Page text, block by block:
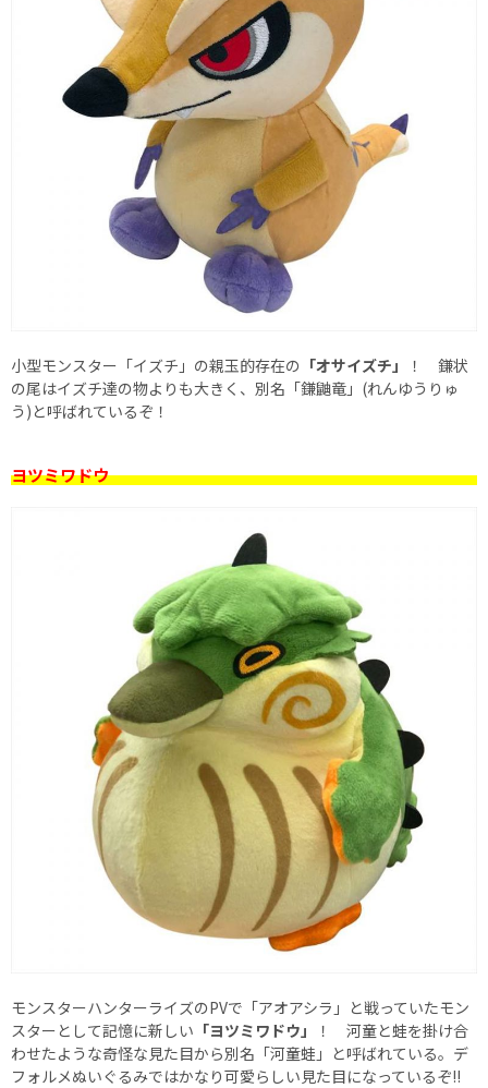
小型モンスター「イズチ」の親玉的存在の 「オサイズチ」
！ 鎌状
の尾はイズチ達の物よりも大きく、別名「鎌鼬竜」(れんゆうりゅ
う)と呼ばれているぞ！
ヨツミワドウ
モンスターハンターライズのPVで「アオアシラ」と戦っていたモン
スターとして記憶に新しい 「ヨツミワドウ」
！ 河童と蛙を掛け合
わせたような奇怪な見た目から別名「河童蛙」と呼ばれている。デ
フォルメぬいぐるみではかなり可愛らしい見た目になっているぞ!!